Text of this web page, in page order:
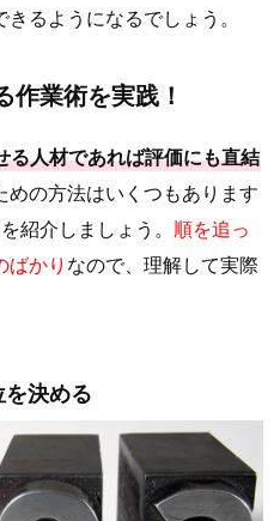
るようになるでしょう。
作業術を実践！
る人材であれば評価にも直結
めの方法はいくつもあります
紹介しましょう。 順を追っ
ばかり なので、理解して実際
決める